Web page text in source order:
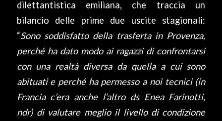
dilettantistica emiliana, che traccia un
bilancio delle prime due uscite stagionali:
“Sono soddisfatto della trasferta in Provenza,
perché ha dato modo ai ragazzi di confrontarsi
con una realtà diversa da quella a cui sono
abituati e perché ha permesso a noi tecnici (in
Francia c’era anche l’altro ds Enea Farinotti,
ndr) di valutare meglio il livello di condizione